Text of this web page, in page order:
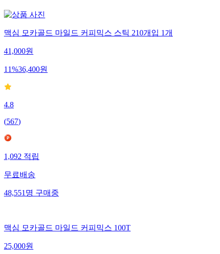
맥심 모카골드 마일드 커피믹스 스틱 210개입 1개
41,000원
11%36,400원
4.8
(567)
1,092 적립
무료배송
48,551 명 구매중
맥심 모카골드 마일드 커피믹스 100T
25,000원